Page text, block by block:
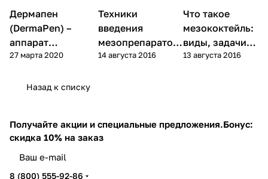
мезотерапия
(дермапен)
Дермапен
(DermaPen) –
аппарат
фракционной
Актуальное.
27 марта 2020
Мезотерапия
Техники
введения
мезопрепаратов:
4 метода, иглы и
14 августа 2016
Мезотерапия
Что такое
мезококтейль:
виды, задачи и
способы
13 августа 2016
Назад к списку
Получайте акции и специальные предложения.Бонус:
скидка 10% на заказ
8 (800) 555-92-86